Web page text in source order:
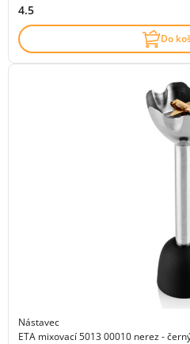
4.5
Do
Nástavec
ETA mixovací 5013 00010 nerez -